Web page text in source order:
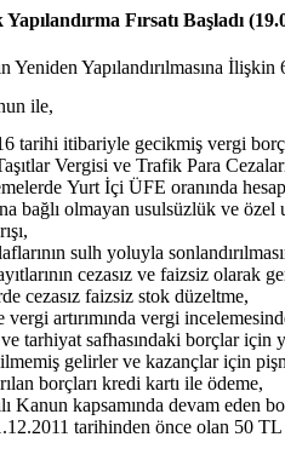
Fırsatı Başladı
Yeniden Yapılandırılmasına
ile,
tarihi itibariyle gecikmiş vergi
Vergisi ve Trafik Para
Yurt İçi ÜFE oranında
bağlı olmayan usulsüzlük ve özel
sulh yoluyla
cezasız ve faizsiz olarak
cezasız faizsiz stok düzeltme,
vergi artırımında vergi
tarhiyat safhasındaki borçlar için
gelirler ve kazançlar için
borçları kredi kartı ile ödeme,
Kanun kapsamında devam eden
tarihinden önce olan 50